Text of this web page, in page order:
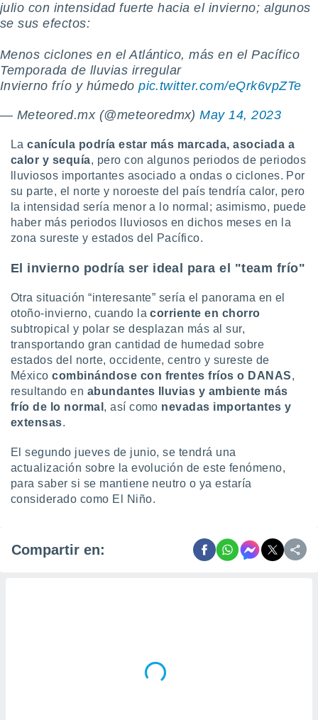
julio con intensidad fuerte hacia el invierno; algunos
se sus efectos:
Menos ciclones en el Atlántico, más en el Pacífico
️Temporada de lluvias irregular
Invierno frío y húmedopic.twitter.com/eQrk6vpZTe
— Meteored.mx (@meteoredmx)May 14, 2023
Lacanícula podría estar más marcada, asociada a
calor y sequía, pero con algunos periodos de periodos
lluviosos importantes asociado a ondas o ciclones. Por
su parte, el norte y noroeste del país tendría calor, pero
la intensidad sería menor a lo normal; asimismo, puede
haber más periodos lluviosos en dichos meses en la
zona sureste y estados del Pacífico.
El invierno podría ser ideal para el "team frío"
Otra situación “interesante” sería el panorama en el
otoño-invierno, cuando lacorriente en chorro
subtropical y polar se desplazan más al sur,
transportando gran cantidad de humedad sobre
estados del norte, occidente, centro y sureste de
Méxicocombinándose con frentes fríos o DANAS,
resultando en abundantes lluvias y ambiente más
frío de lo normal , así como nevadas importantes y
extensas.
El segundo jueves de junio, se tendrá una
actualización sobre la evolución de este fenómeno,
para saber si se mantiene neutro o ya estaría
considerado como El Niño.
Compartir en: